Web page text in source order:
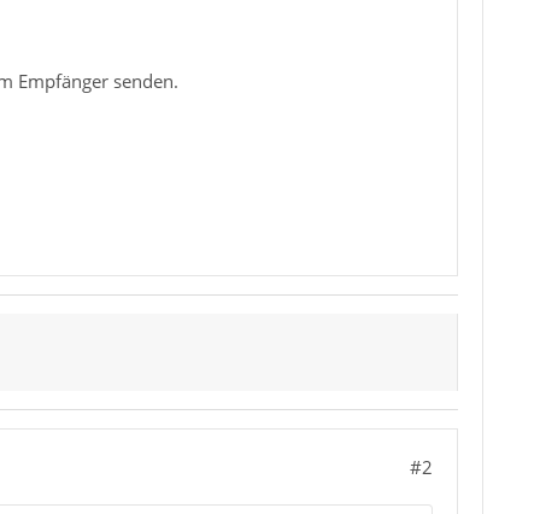
Empfänger senden.
#2